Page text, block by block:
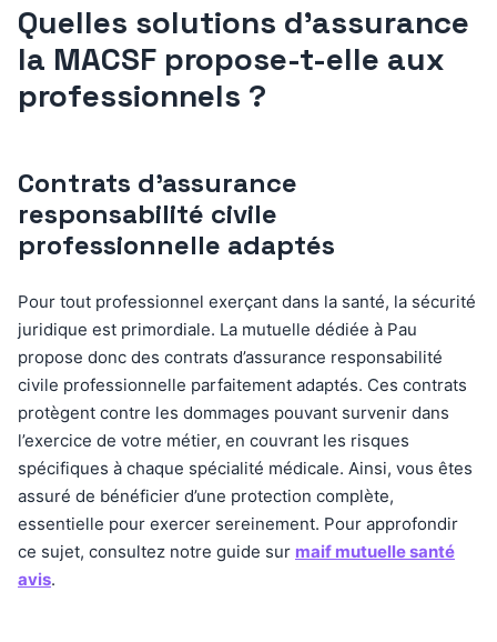
Quelles solutions d’assurance
la MACSF propose-t-elle aux
professionnels ?
Contrats d’assurance
responsabilité civile
professionnelle adaptés
Pour tout professionnel exerçant dans la santé, la sécurité
juridique est primordiale. La mutuelle dédiée à Pau
propose donc des contrats d’assurance responsabilité
civile professionnelle parfaitement adaptés. Ces contrats
protègent contre les dommages pouvant survenir dans
l’exercice de votre métier, en couvrant les risques
spécifiques à chaque spécialité médicale. Ainsi, vous êtes
assuré de bénéficier d’une protection complète,
essentielle pour exercer sereinement. Pour approfondir
ce sujet, consultez notre guide sur maif mutuelle santé
avis.